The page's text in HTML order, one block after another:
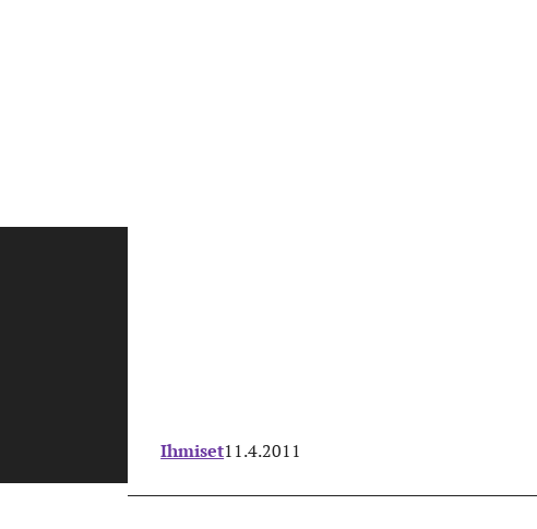
Ihmiset11.4.2011